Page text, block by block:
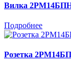
Вилка
Подробнее
Розетка